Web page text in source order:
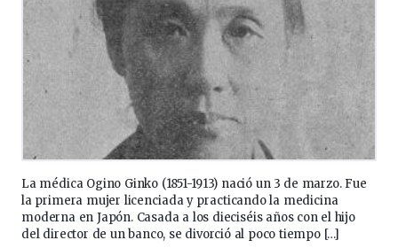
La médica Ogino Ginko (1851-1913) nació un 3 de marzo. Fue
la primera mujer licenciada y practicando la medicina
moderna en Japón. Casada a los dieciséis años con el hijo
del director de un banco, se divorció al poco tiempo […]